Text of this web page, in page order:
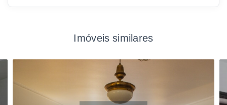
Imóveis similares